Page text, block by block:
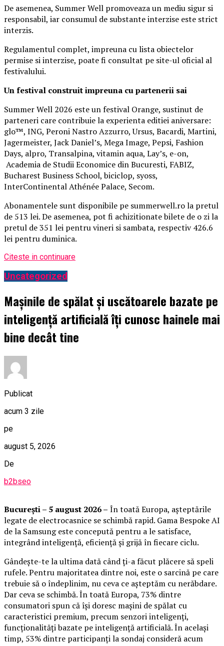
De asemenea, Summer Well promoveaza un mediu sigur si
responsabil, iar consumul de substante interzise este strict
interzis.
Regulamentul complet, impreuna cu lista obiectelor
permise si interzise, poate fi consultat pe site-ul oficial al
festivalului.
Un festival construitimpreuna cu partenerii sai
Summer Well 2026 este un festival Orange, sustinut de
parteneri care contribuie la experienta editiei aniversare:
glo™, ING, Peroni Nastro Azzurro, Ursus, Bacardi, Martini,
Jagermeister, Jack Daniel’s, Mega Image, Pepsi, Fashion
Days, alpro, Transalpina, vitamin aqua, Lay’s, e-on,
Academia de Studii Economice din Bucuresti, FABIZ,
Bucharest Business School, biciclop, syoss,
InterContinental Athénée Palace, Secom.
Abonamentele sunt disponibile pe summerwell.ro la pretul
de 513 lei. De asemenea, pot fi achizitionate bilete de o zi la
pretul de 351 lei pentru vineri si sambata, respectiv 426.6
lei pentru duminica.
Citeste in continuare
Uncategorized
Mașinile de spălat și uscătoarele bazate pe
inteligență artificială îți cunosc hainele mai
bine decât tine
Publicat
acum 3 zile
pe
august 5, 2026
De
b2bseo
București – 5 august 2026 – În toată Europa, așteptările
legate de electrocasnice se schimbă rapid. Gama Bespoke AI
de la Samsung este concepută pentru a le satisface,
integrând inteligență, eficiență și grijă în fiecare ciclu.
Gândește-te la ultima dată când ți-a făcut plăcere să speli
rufele. Pentru majoritatea dintre noi, este o sarcină pe care
trebuie să o îndeplinim, nu ceva ce așteptăm cu nerăbdare.
Dar ceva se schimbă. În toată Europa, 73% dintre
consumatori spun că își doresc mașini de spălat cu
caracteristici premium, precum senzori inteligenți,
funcționalități bazate pe inteligență artificială. În același
timp, 53% dintre participanți la sondaj consideră acum